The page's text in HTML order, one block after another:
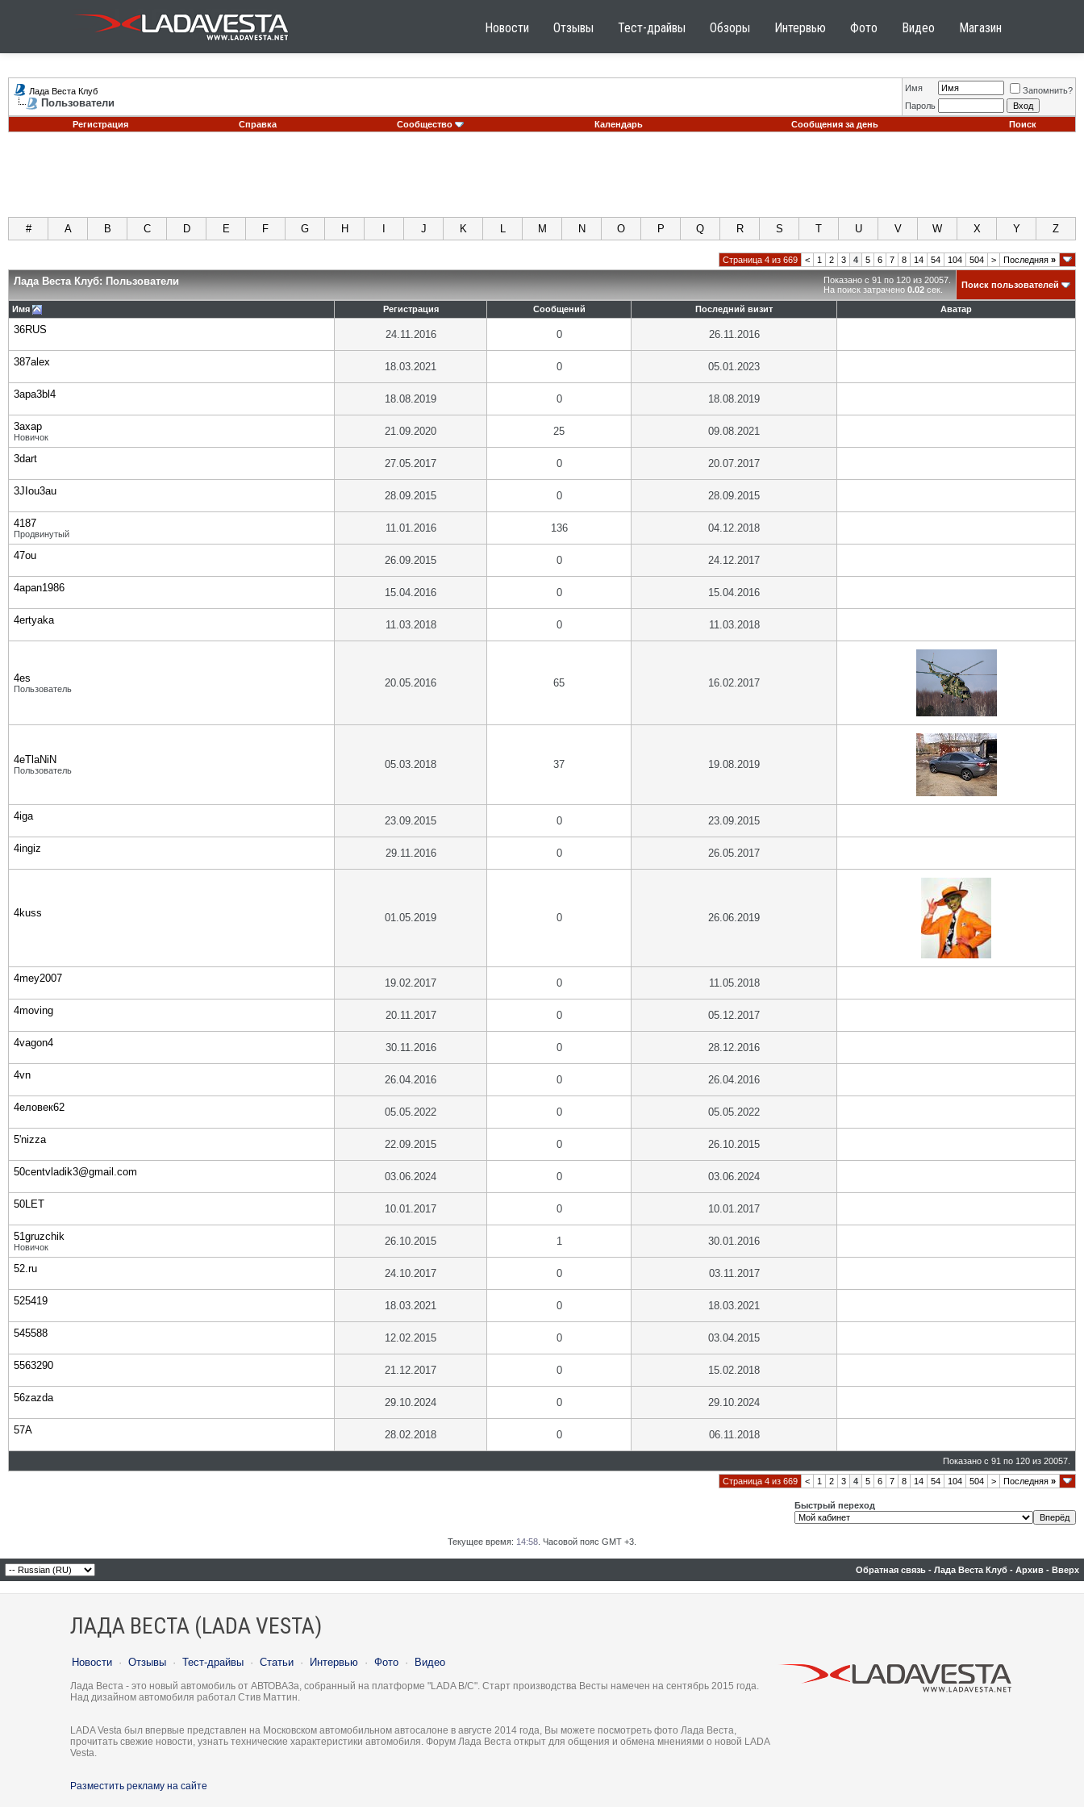
Новости Отзывы Тест-драйвы Обзоры Интервью Фото Видео Магазин
Лада Веста Клуб
Пользователи
Имя
Запомнить?
Пароль
Регистрация
Справка Сообщество Календарь Сообщения за день Поиск
# A B C D E F G H J K L M N O P Q R S T U V W X Y Z
Страница 4 из 669 < 1 2 3 4 5 6 7 8 14 54 104 504 > Последняя »
Показано с 91 по 120 из 20057.
На поиск затрачено 0.02 сек.
Лада Веста Клуб: Пользователи Поиск пользователей
Имя Регистрация Сообщений Последний визит Аватар
36RUS 24.11.2016 0 26.11.2016
387alex 18.03.2021 0 05.01.2023
3apa3bl4 18.08.2019 0 18.08.2019
3axap
Новичок 21.09.2020 25 09.08.2021
3dart 27.05.2017 0 20.07.2017
3JIou3au 28.09.2015 0 28.09.2015
4187
Продвинутый 11.01.2016 136 04.12.2018
47ou 26.09.2015 0 24.12.2017
4apan1986 15.04.2016 0 15.04.2016
4ertyaka 11.03.2018 0 11.03.2018
4es
Пользователь 20.05.2016 65 16.02.2017
4eTlaNiN
Пользователь 05.03.2018 37 19.08.2019
4iga 23.09.2015 0 23.09.2015
4ingiz 29.11.2016 0 26.05.2017
4kuss 01.05.2019 0 26.06.2019
4mey2007 19.02.2017 0 11.05.2018
4moving 20.11.2017 0 05.12.2017
4vagon4 30.11.2016 0 28.12.2016
4vn 26.04.2016 0 26.04.2016
4еловек62 05.05.2022 0 05.05.2022
5'nizza 22.09.2015 0 26.10.2015
50centvladik3@gmail.com 03.06.2024 0 03.06.2024
50LET 10.01.2017 0 10.01.2017
51gruzchik
Новичок 26.10.2015 1 30.01.2016
52.ru 24.10.2017 0 03.11.2017
525419 18.03.2021 0 18.03.2021
545588 12.02.2015 0 03.04.2015
5563290 21.12.2017 0 15.02.2018
56zazda 29.10.2024 0 29.10.2024
57А 28.02.2018 0 06.11.2018
Показано с 91 по 120 из 20057.
Страница 4 из 669 < 1 2 3 4 5 6 7 8 14 54 104 504 > Последняя »
Быстрый переход
Текущее время: 14:58 . Часовой пояс GMT +3.
Обратная связь - Лада Веста Клуб - Архив - Вверх
ЛАДА ВЕСТА (LADA VESTA)
Новости · Отзывы · Тест-драйвы · Статьи · Интервью · Фото · Видео
Лада Веста - это новый автомобиль от АВТОВАЗа, собранный на платформе "LADA B/C". Старт производства Весты намечен на сентябрь 2015 года.
Над дизайном автомобиля работал Стив Маттин.
LADA Vesta был впервые представлен на Московском автомобильном автосалоне в августе 2014 года, Вы можете посмотреть фото Лада Веста,
прочитать свежие новости, узнать технические характеристики автомобиля. Форум Лада Веста открыт для общения и обмена мнениями о новой LADA
Vesta.
Разместить рекламу на сайте